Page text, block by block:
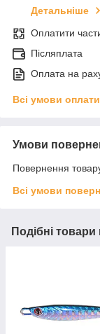
Детальніше
Оплатити
Післяплата
Оплата на
Всі умови оплати
Умови
Повернення
Всі умови
Подібні товари